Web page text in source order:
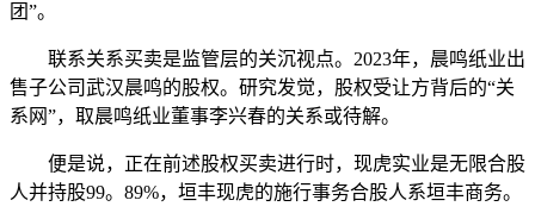
团”。
联系关系买卖是监管层的关沉视点。2023年，晨鸣纸业出
售子公司武汉晨鸣的股权。研究发觉，股权受让方背后的“关
系网”，取晨鸣纸业董事李兴春的关系或待解。
便是说，正在前述股权买卖进行时，现虎实业是无限合股
人并持股99。89%，垣丰现虎的施行事务合股人系垣丰商务。